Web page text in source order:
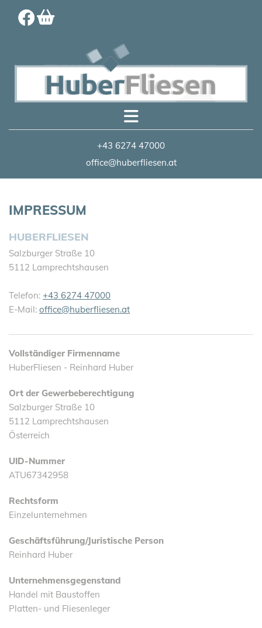
+43 6274 47000
office@huberfliesen.at
IMPRESSUM
HUBERFLIESEN
Salzburger Straße 10
5112 Lamprechtshausen
Telefon: +43 6274 47000
E-Mail: office@huberfliesen.at
Vollständiger Firmenname
HuberFliesen - Reinhard Huber
Ort der Gewerbeberechtigung
Salzburger Straße 10
5112 Lamprechtshausen
Österreich
UID-Nummer
ATU67342958
Rechtsform
Einzelunternehmen
Geschäftsführung/Juristische Person
Reinhard Huber
Unternehmensgegenstand
Handel mit Baustoffen
Platten- und Fliesenleger